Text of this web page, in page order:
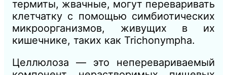
термиты, жвачные, могут переваривать
клетчатку с помощью симбиотических
микроорганизмов, живущих в их
кишечнике, таких как Trichonympha.
Целлюлоза — это неперевариваемый